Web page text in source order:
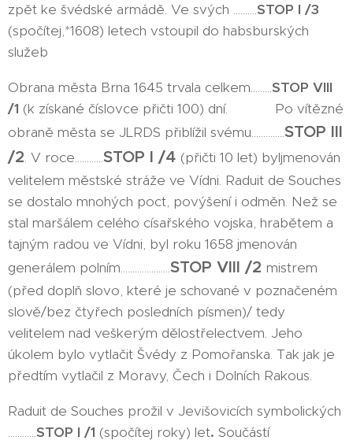
zpět ke švédské armádě. Ve svých ..........STOP I /3
(spočítej,*1608) letech vstoupil do habsburských
služeb
Obrana města Brna 1645 trvala celkem.........STOP VIII
/1 (k získané číslovce přičti 100) dní. Po vítězné
obraně města se JLRDS přiblížil svému..............STOP III
/2. V roce............STOP I /4 (přičti 10 let) byljmenován
velitelem městské stráže ve Vídni. Raduit de Souches
se dostalo mnohých poct, povýšení i odměn. Než se
stal maršálem celého císařského vojska, hrabětem a
tajným radou ve Vídni, byl roku 1658 jmenován
generálem polním.....................STOP VIII /2 mistrem
(před doplň slovo, které je schované v poznačeném
slově/bez čtyřech posledních písmen)/ tedy
velitelem nad veškerým dělostřelectvem. Jeho
úkolem bylo vytlačit Švédy z Pomořanska. Tak jak je
předtím vytlačil z Moravy, Čech i Dolních Rakous.
Raduit de Souches prožil v Jevišovicích symbolických
............STOP I /1 (spočítej roky) let. Součástí